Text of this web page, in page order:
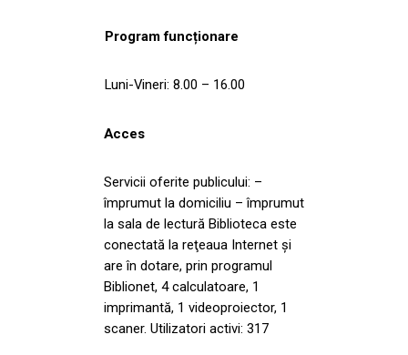
Program funcționare
Luni-Vineri: 8.00 – 16.00
Acces
Servicii oferite publicului: –
împrumut la domiciliu – împrumut
la sala de lectură Biblioteca este
conectată la reţeaua Internet şi
are în dotare, prin programul
Biblionet, 4 calculatoare, 1
imprimantă, 1 videoproiector, 1
scaner. Utilizatori activi: 317